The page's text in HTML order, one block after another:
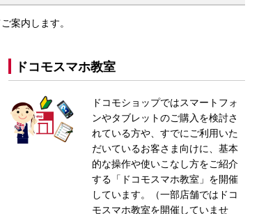
案内します。
ドコモスマホ教室
ドコモショップではスマートフォ
ンやタブレットのご購入を検討さ
れている方や、すでにご利用いた
だいているお客さま向けに、基本
的な操作や使いこなし方をご紹介
する「ドコモスマホ教室」を開催
しています。（一部店舗ではドコ
モスマホ教室を開催していませ